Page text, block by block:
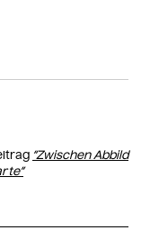
“Zwischen Abbild